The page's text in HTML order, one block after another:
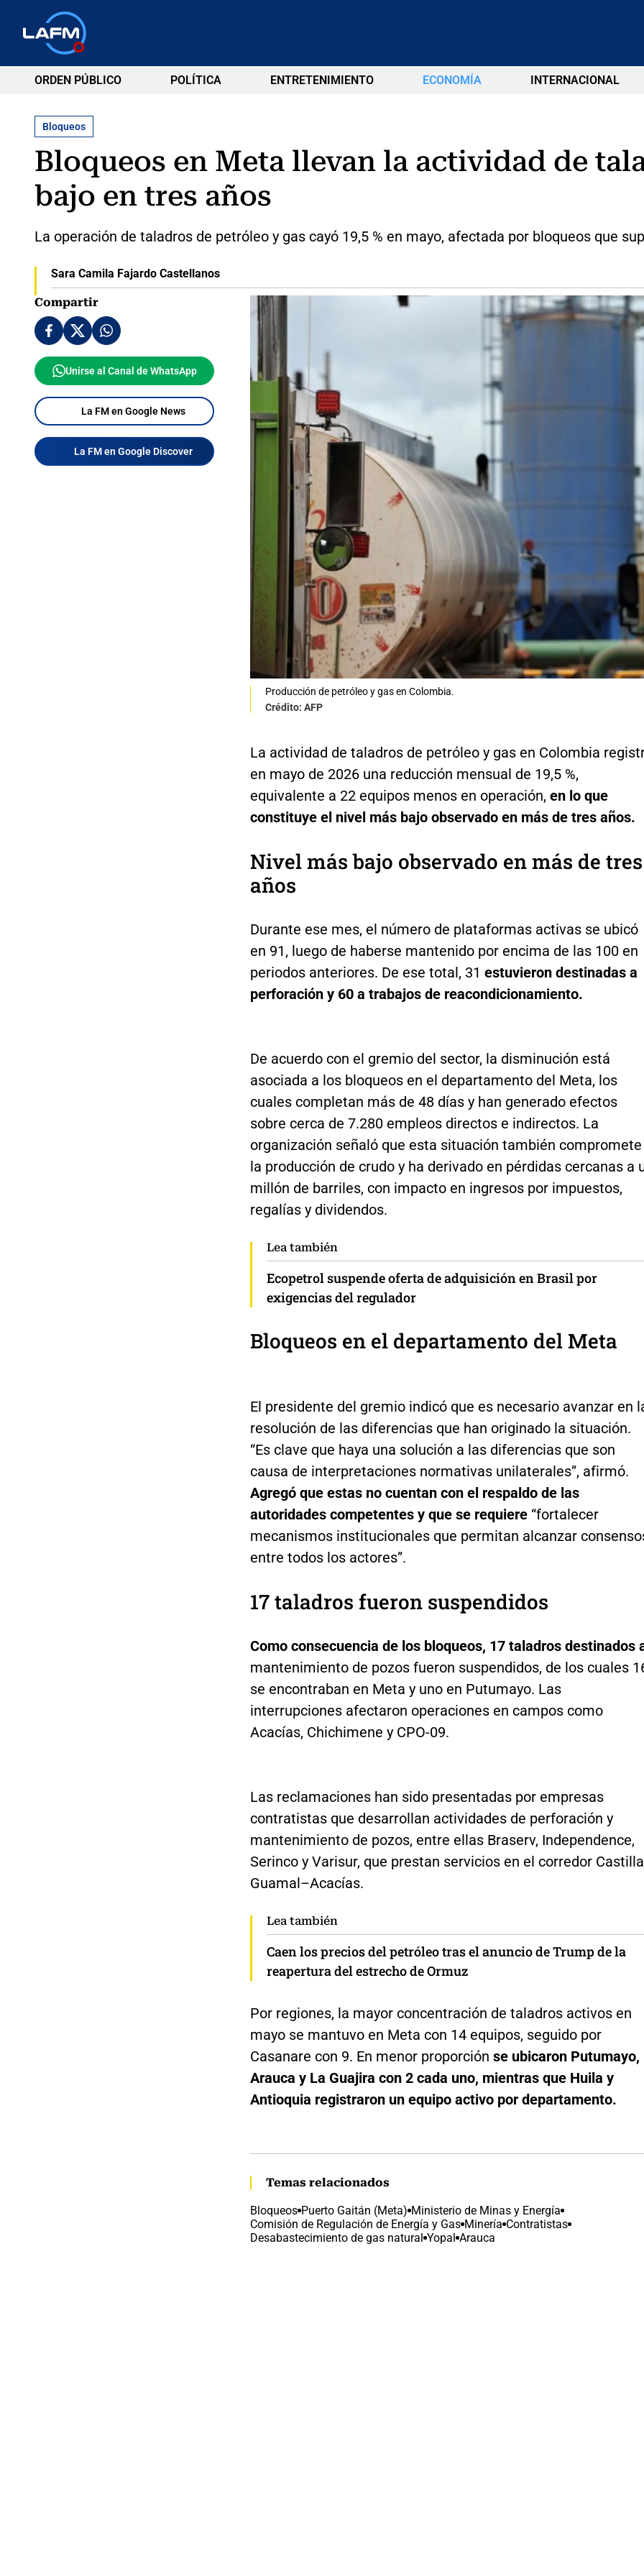
ORDEN PÚBLICO POLÍTICA ENTRETENIMIENTO ECONOMÍA INTERNACIONAL
Bloqueos
Bloqueos en Meta llevan la actividad de
bajo en tres años
La operación de taladros de petróleo y gas cayó 19,5 % en mayo, afectada por bloqueos que
Sara Camila Fajardo Castellanos
Compartir
Unirse al Canal de WhatsApp
La FM en Google News
La FM en Google Discover
Producción de petróleo y gas en Colombia.
Crédito: AFP
La actividad de taladros de petróleo y gas en Colombia
en mayo de 2026 una reducción mensual de 19,5 %,
equivalente a 22 equipos menos en operación, en lo que
constituye el nivel más bajo observado en más de tres años.
Nivel más bajo observado en más de tres
años
Durante ese mes, el número de plataformas activas se ubicó
en 91, luego de haberse mantenido por encima de las 100 en
periodos anteriores. De ese total, 31 estuvieron destinadas a
perforación y 60 a trabajos de reacondicionamiento.
De acuerdo con el gremio del sector, la disminución está
asociada a los bloqueos en el departamento del Meta, los
cuales completan más de 48 días y han generado efectos
sobre cerca de 7.280 empleos directos e indirectos. La
organización señaló que esta situación también compromete
la producción de crudo y ha derivado en pérdidas cercanas a
millón de barriles, con impacto en ingresos por impuestos,
regalías y dividendos.
Lea también
Ecopetrol suspende oferta de adquisición en Brasil por
exigencias del regulador
Bloqueos en el departamento del Meta
El presidente del gremio indicó que es necesario avanzar en
resolución de las diferencias que han originado la situación.
“Es clave que haya una solución a las diferencias que son
causa de interpretaciones normativas unilaterales”, afirmó.
Agregó que estas no cuentan con el respaldo de las
autoridades competentes y que se requiere “fortalecer
mecanismos institucionales que permitan alcanzar
entre todos los actores”.
17 taladros fueron suspendidos
Como consecuencia de los bloqueos, 17 taladros destinados
mantenimiento de pozos fueron suspendidos, de los cuales
se encontraban en Meta y uno en Putumayo. Las
interrupciones afectaron operaciones en campos como
Acacías, Chichimene y CPO-09.
Las reclamaciones han sido presentadas por empresas
contratistas que desarrollan actividades de perforación y
mantenimiento de pozos, entre ellas Braserv, Independence,
Serinco y Varisur, que prestan servicios en el corredor
Guamal–Acacías.
Lea también
Caen los precios del petróleo tras el anuncio de Trump de la
reapertura del estrecho de Ormuz
Por regiones, la mayor concentración de taladros activos en
mayo se mantuvo en Meta con 14 equipos, seguido por
Casanare con 9. En menor proporción se ubicaron Putumayo,
Arauca y La Guajira con 2 cada uno, mientras que Huila y
Antioquia registraron un equipo activo por departamento.
Temas relacionados
Bloqueos Puerto Gaitán (Meta) Ministerio de Minas y Energía
Comisión de Regulación de Energía y Gas Minería Contratistas
Desabastecimiento de gas natural Yopal Arauca